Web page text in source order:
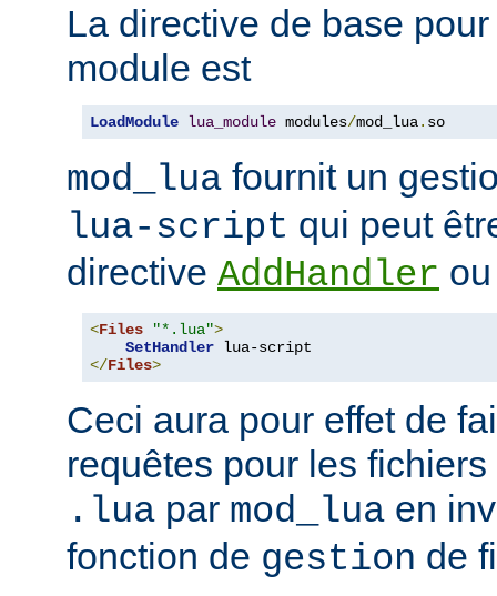
La directive de base
module est
LoadModule lua_module modules/mod_lua. so
mod_lua fournit un
lua-script qui peut
directive AddHandler
<Files "*.lua">
SetHandler
</Files>
Ceci aura pour effet de
requêtes pour les
.lua par mod_lua en
fonction de gestion de